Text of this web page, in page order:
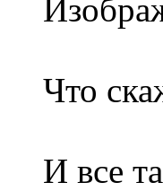
Что
И все